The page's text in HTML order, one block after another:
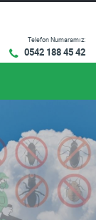
Telefon Numaramız:
0542 188 45 42